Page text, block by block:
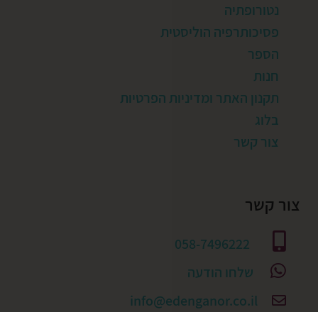
נטורופתיה
פסיכותרפיה הוליסטית
הספר
חנות
תקנון האתר ומדיניות הפרטיות
בלוג
צור קשר
צור קשר
058-7496222
שלחו הודעה
info@edenganor.co.il